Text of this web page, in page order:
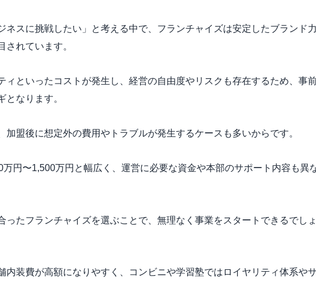
ネスに挑戦したい」と考える中で、フランチャイズは安定したブランド
されています。
ィといったコストが発生し、経営の自由度やリスクも存在するため、事
なります。
盟後に想定外の費用やトラブルが発生するケースも多いからです。
円〜1,500万円と幅広く、運営に必要な資金や本部のサポート内容も異
ったフランチャイズを選ぶことで、無理なく事業をスタートできるでしょ
内装費が高額になりやすく、コンビニや学習塾ではロイヤリティ体系や